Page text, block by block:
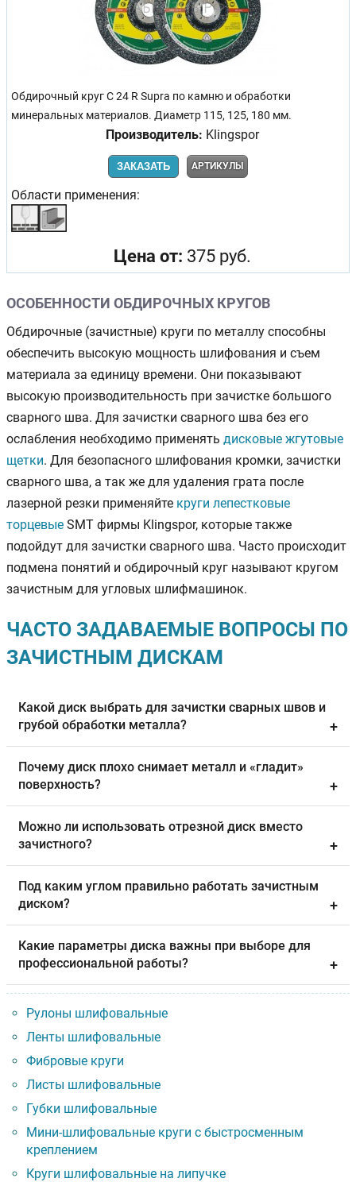
Обдирочный круг C 24 R Supra по камню и обработки
минеральных материалов. Диаметр 115, 125, 180 мм.
Производитель: Klingspor
ЗАКАЗАТЬ АРТИКУЛЫ
Области применения:
Цена от: 375 руб.
ОСОБЕННОСТИ ОБДИРОЧНЫХ КРУГОВ
Обдирочные (зачистные) круги по металлу способны
обеспечить высокую мощность шлифования и съем
материала за единицу времени. Они показывают
высокую производительность при зачистке большого
сварного шва. Для зачистки сварного шва без его
ослабления необходимо применять дисковые жгутовые
щетки. Для безопасного шлифования кромки, зачистки
сварного шва, а так же для удаления грата после
лазерной резки применяйте круги лепестковые
торцевые SMT фирмы Klingspor, которые также
подойдут для зачистки сварного шва. Часто происходит
подмена понятий и обдирочный круг называют кругом
зачистным для угловых шлифмашинок.
ЧАСТО ЗАДАВАЕМЫЕ ВОПРОСЫ ПО
ЗАЧИСТНЫМ ДИСКАМ
Какой диск выбрать для зачистки сварных швов и
грубой обработки металла?
+
Почему диск плохо снимает металл и «гладит»
поверхность?
+
Можно ли использовать отрезной диск вместо
зачистного?
+
Под каким углом правильно работать зачистным
диском?
+
Какие параметры диска важны при выборе для
профессиональной работы?
+
Рулоны шлифовальные
Ленты шлифовальные
Фибровые круги
Листы шлифовальные
Губки шлифовальные
Мини-шлифовальные круги с быстросменным
креплением
Круги шлифовальные на липучке